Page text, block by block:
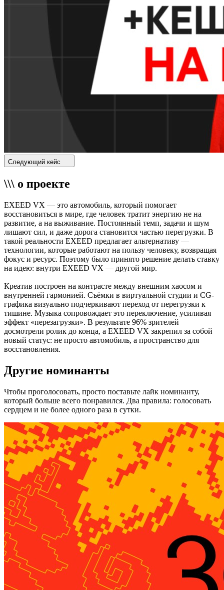
Следующий кейс
\\\ о проекте
EXEED VX — это автомобиль, который помогает
восстановиться в мире, где человек тратит энергию не на
развитие, а на выживание. Постоянный темп, задачи и шум
лишают сил, и даже дорога становится частью перегрузки. В
такой реальности EXEED предлагает альтернативу —
технологии, которые работают на пользу человеку, возвращая
фокус и ресурс. Поэтому было принято решение делать ставку
на идею: внутри EXEED VX — другой мир.
Креатив построен на контрасте между внешним хаосом и
внутренней гармонией. Съёмки в виртуальной студии и CG-
графика визуально подчеркивают переход от перегрузки к
тишине. Музыка сопровождает это переключение, усиливая
эффект «перезагрузки». В результате 96% зрителей
досмотрели ролик до конца, а EXEED VX закрепил за собой
новый статус: не просто автомобиль, а пространство для
восстановления.
Другие номинанты
Чтобы проголосовать, просто поставьте лайк номинанту,
который больше всего понравился. Два правила: голосовать
сердцем и не более одного раза в сутки.